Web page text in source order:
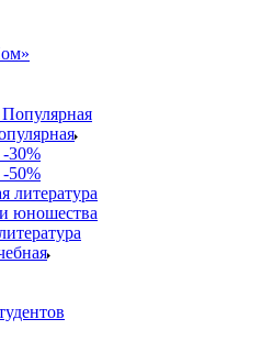
30%
50%
литература
юношества